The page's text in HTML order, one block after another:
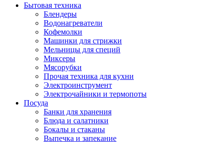
Бытовая техника
Блендеры
Водонагреватели
Кофемолки
Машинки для стрижки
Мельницы для специй
Миксеры
Мясорубки
Прочая техника для кухни
Электроинструмент
Электрочайники и термопоты
Посуда
Банки для хранения
Блюда и салатники
Бокалы и стаканы
Выпечка и запекание